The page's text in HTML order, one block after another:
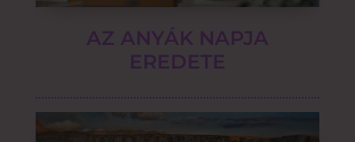
AZ ANYÁK NAPJA
EREDETE